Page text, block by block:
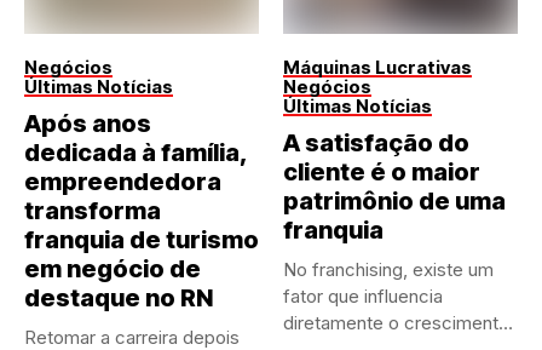
Negócios
Últimas Notícias
Após anos
dedicada à família,
empreendedora
transforma
franquia de turismo
em negócio de
destaque no RN
Retomar a carreira depois
Máquinas Lucrativas
Negócios
Últimas Notícias
A satisfação do
cliente é o maior
patrimônio de uma
franquia
No franchising, existe um
fator que influencia
diretamente o crescimento